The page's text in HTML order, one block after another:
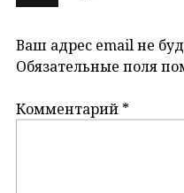
Ваш адрес email не
Обязательные поля
Комментарий *